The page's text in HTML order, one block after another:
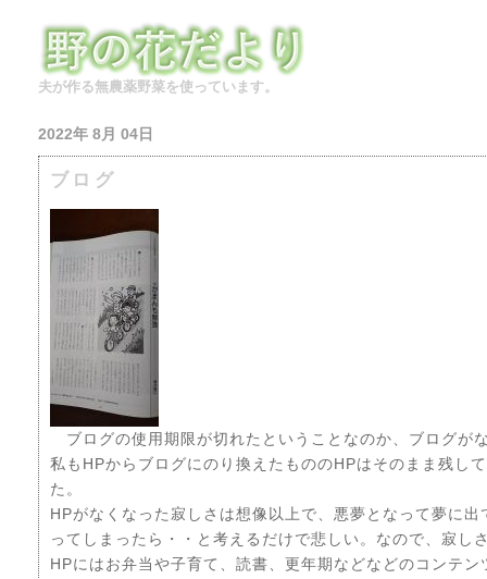
夫が作る無農薬野菜を使っています。
2022年 8月 04日
ブログ
ブログの使用期限が切れたということなのか、ブログが
私もHPからブログにのり換えたもののHPはそのまま残し
た。
HPがなくなった寂しさは想像以上で、悪夢となって夢に
ってしまったら・・と考えるだけで悲しい。なので、寂し
HPにはお弁当や子育て、読書、更年期などなどのコンテ